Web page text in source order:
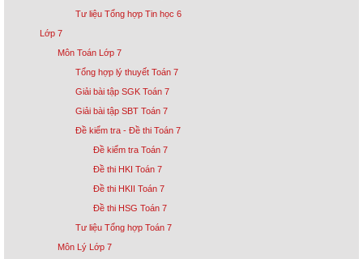
Tư liệu Tổng hợp Tin học 6
Lớp 7
Môn Toán Lớp 7
Tổng hợp lý thuyết Toán 7
Giải bài tập SGK Toán 7
Giải bài tập SBT Toán 7
Đề kiểm tra - Đề thi Toán 7
Đề kiểm tra Toán 7
Đề thi HKI Toán 7
Đề thi HKII Toán 7
Đề thi HSG Toán 7
Tư liệu Tổng hợp Toán 7
Môn Lý Lớp 7